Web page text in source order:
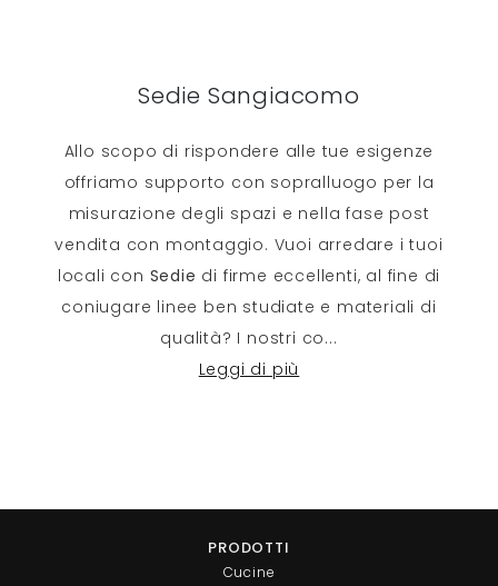
Sedie Sangiacomo
Allo scopo di rispondere alle tue esigenze
offriamo supporto con sopralluogo per la
misurazione degli spazi e nella fase post
vendita con montaggio. Vuoi arredare i tuoi
locali con Sedie di firme eccellenti, al fine di
coniugare linee ben studiate e materiali di
qualità? I nostri co...
Leggi di più
PRODOTTI
Cucine